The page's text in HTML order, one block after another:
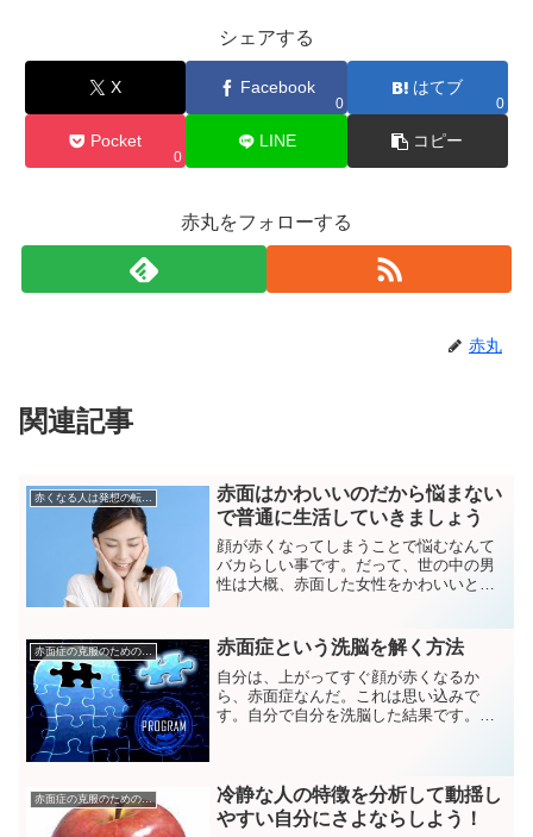
シェアする
X Facebook
0
はてブ
0
Pocket
0
LINE コピー
赤丸をフォローする
赤丸
関連記事
赤くなる人は発想の転換を
赤面はかわいいのだから悩まない
で普通に生活していきましょう
顔が赤くなってしまうことで悩むなんて
バカらしい事です。だって、世の中の男
性は大概、赤面した女性をかわいいと思
ら、かわいいとは思われたくないです
か？かわいいなんて思われた...
赤面症の克服のためのトレーニング 赤面症という洗脳を解く方法
自分は、上がってすぐ顔が赤くなるか
ら、赤面症なんだ。これは思い込みで
す。自分で自分を洗脳した結果です。自
自己暗示をかけるのはやめませ...
赤面症の克服のためのトレーニング
冷静な人の特徴を分析して動揺し
やすい自分にさよならしよう！